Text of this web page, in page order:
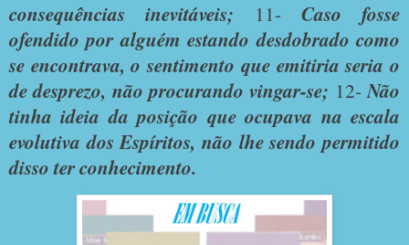
consequências inevitáveis; 11- Caso fosse
ofendido por alguém estando desdobrado como
se encontrava, o sentimento que emitiria seria o
de desprezo, não procurando vingar-se; 12-Não
tinha ideia da posição que ocupava na escala
evolutiva dos Espíritos, não lhe sendo permitido
disso ter conhecimento.